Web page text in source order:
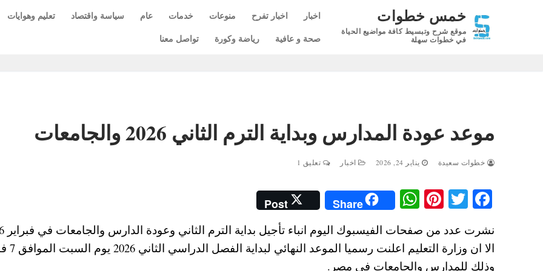
خمس خطوات
موقع شرح وتبسيط كافة مواضيع الحياة
في خطوات سهلة
اخبار اخبار تفرح منوعات خدمات عام سياسة واقتصاد
تعليم وهوايات
صحة و عافية
رياضة وكورة تواصل معنا
موعد عودة المدارس وبداية الترم الثاني 2026 والجامعات
خطوات سعيدة يناير 24, 2026 اخبار تعليق 1
Fa
bo
ok
T
tte
r
Pi
er
es
W
ha
ts
A
Share
Post
الا ان وزارة
وذلك للمدارس والجامعات في مصر.